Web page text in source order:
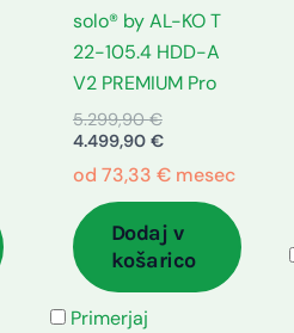
solo® by AL-KO T
22-105.4 HDD-A
V2 PREMIUM Pro
5.299,90€
4.499,90 €
od 73,33 €mesec
Dodaj v
košarico
Primerjaj